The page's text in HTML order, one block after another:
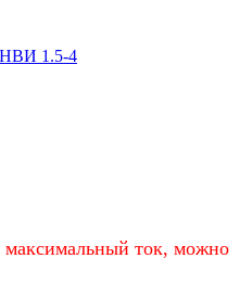
1.5-4
максимальный ток, можно